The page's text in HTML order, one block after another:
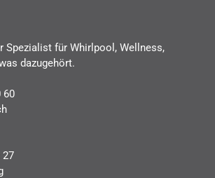
Spezialist für Whirlpool, Wellness,
dazugehört.
60
27